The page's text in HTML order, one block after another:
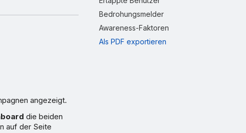
한국어
Português (Brasil)
Bedrohungsmelder
Awareness-Faktoren
Als PDF exportieren
angezeigt.
die beiden
auf der Seite